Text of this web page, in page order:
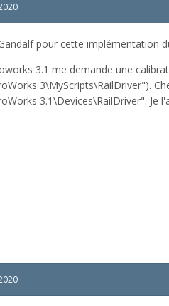
pour cette implémentation
3.1 me demande une
3\MyScripts\RailDriver").
3.1\Devices\RailDriver".